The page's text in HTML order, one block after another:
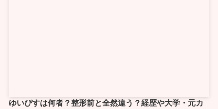
ゆいぴすは何者？整形前と全然違う？経歴や大学・元カ